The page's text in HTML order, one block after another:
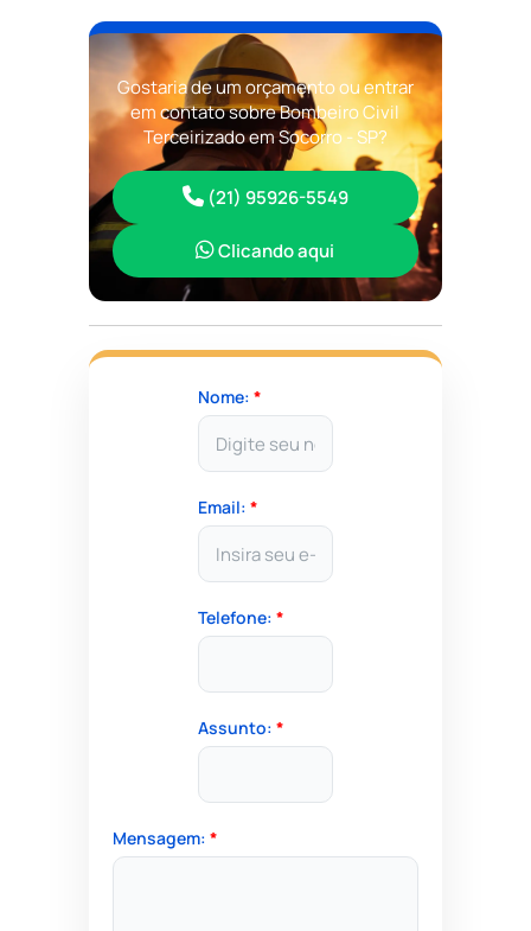
Gostaria de um orçamento ou entrar
em contato sobre Bombeiro Civil
Terceirizado em Socorro - SP?
(21) 95926-5549
Clicando aqui
Nome: *
Email: *
Telefone: *
Assunto: *
Mensagem: *